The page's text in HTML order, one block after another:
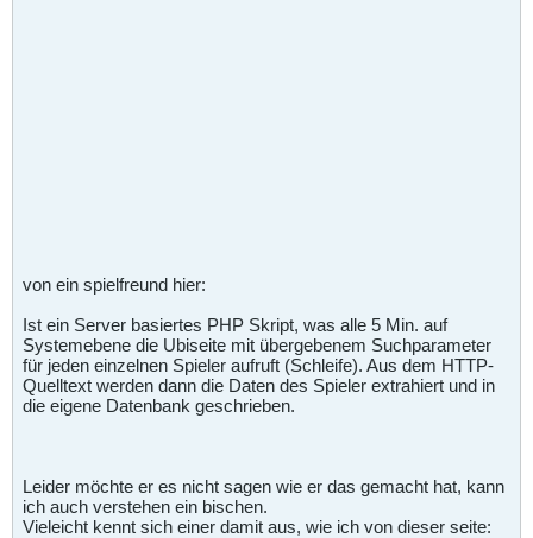
von ein spielfreund hier:
Ist ein Server basiertes PHP Skript, was alle 5 Min. auf
Systemebene die Ubiseite mit übergebenem Suchparameter
für jeden einzelnen Spieler aufruft (Schleife). Aus dem HTTP-
Quelltext werden dann die Daten des Spieler extrahiert und in
die eigene Datenbank geschrieben.
Leider möchte er es nicht sagen wie er das gemacht hat, kann
ich auch verstehen ein bischen.
Vieleicht kennt sich einer damit aus, wie ich von dieser seite: